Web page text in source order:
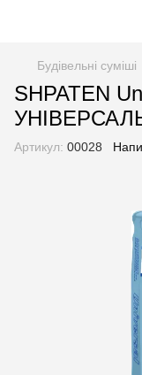
Будівельні суміші
SHPATEN
Артикул: 00028